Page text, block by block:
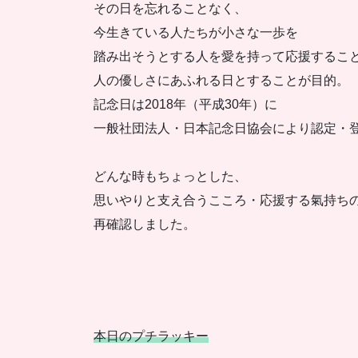
その日を忘れることなく、
今生きている人たちが小さな一歩を
踏み出そうとする人を愛を持って応援するこ
人の優しさにあふれる日とすることが目的。
記念日は2018年（平成30年）に
一般社団法人・日本記念日協会により認定・
どんな時もちょっとした、
思いやりと支え合うこころ・応援する氣持ち
再確認しました。
本日のプチラッキー